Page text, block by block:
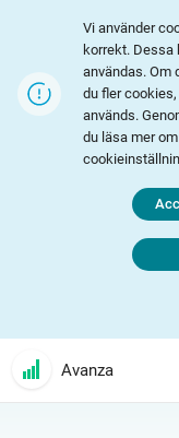
Vi använder
korrekt.
användas. Om
du fler
används.
du läsa mer
Avanza